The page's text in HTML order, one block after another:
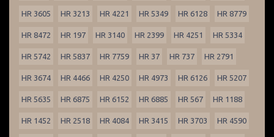
HR 3605 HR 3213 HR 4221 HR 5349 HR 6128 HR 8779
HR 8472 HR 197 HR 3140 HR 2399 HR 4251 HR 5334
HR 5742 HR 5837 HR 7759 HR 37 HR 737 HR 2791
HR 3674 HR 4466 HR 4250 HR 4973 HR 6126 HR 5207
HR 5635 HR 6875 HR 6152 HR 6885 HR 567 HR 1188
HR 1452 HR 2518 HR 4084 HR 3415 HR 3703 HR 4590